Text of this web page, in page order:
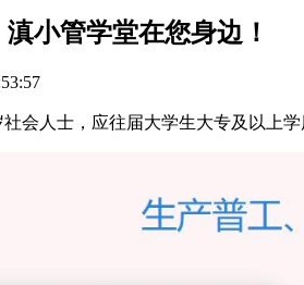
小管学堂在您身边！
会人士，应往届大学生大专及以上